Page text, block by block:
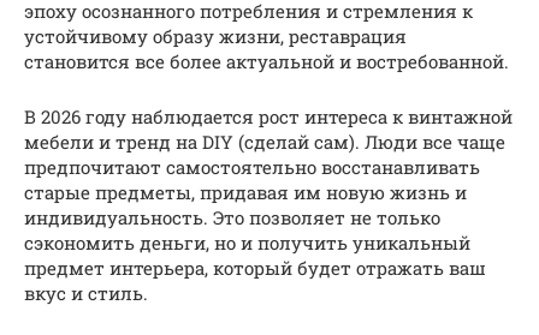
эпоху осознанного потребления и стремления к
устойчивому образу жизни, реставрация
становится все более актуальной и востребованной.
В 2026 году наблюдается рост интереса к винтажной
мебели и тренд на DIY (сделай сам). Люди все чаще
предпочитают самостоятельно восстанавливать
старые предметы, придавая им новую жизнь и
индивидуальность. Это позволяет не только
сэкономить деньги, но и получить уникальный
предмет интерьера, который будет отражать ваш
вкус и стиль.